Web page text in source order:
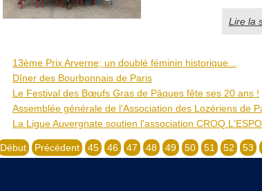
Lire la
13ème Prix Arverne; un doublé féminin historique...
Dîner des Bourbonnais de Paris
Le Festival des Bœufs Gras de Pâques fête ses 20 ans !
Assemblée générale de l’Association des Lozériens de
La Ligue Auvergnate soutien l'association CROQ
Début Précédent 45 46 47 48 49 50 51 52 53